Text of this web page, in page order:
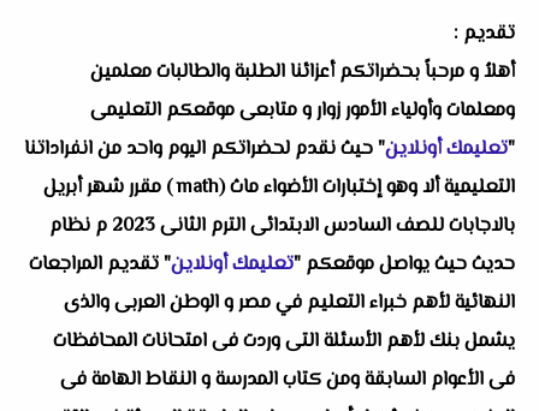
تقديم :
أهلاُ و مرحباً بحضراتكم أعزائنا الطلبة والطالبات معلمين
ومعلمات وأولياء الأمور زوار و متابعى موقعكم التعليمى
"تعليمك أونلاين" حيث نقدم لحضراتكم اليوم واحد من انفراداتنا
التعليمية ألا وهو
إختبارات الأضواء ماث (math ) مقرر شهر أبريل
بالاجابات للصف السادس الابتدائى الترم الثانى 2023 م
نظام
حديث حيث يواصل موقعكم "تعليمك أونلاين" تقديم المراجعات
النهائية لأهم خبراء التعليم في مصر و الوطن العربى والذى
يشمل بنك لأهم الأسئلة التى وردت فى امتحانات المحافظات
فى الأعوام السابقة ومن كتاب المدرسة و النقاط الهامة فى